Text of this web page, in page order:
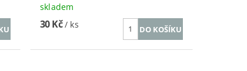
skladem
30 Kč/ ks